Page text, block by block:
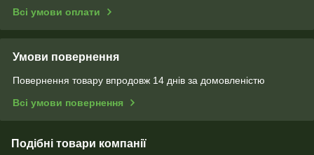
Всі умови оплати
Умови повернення
Повернення товару впродовж 14 днів за домовленістю
Всі умови повернення
Подібні товари компанії